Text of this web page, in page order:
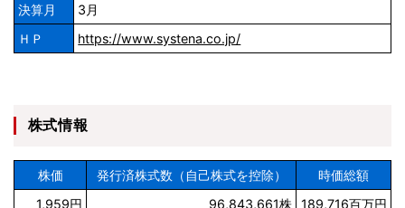
決算月
3月
ＨＰ
https://www.systena.co.jp/
株式情報
株価 発行済株式数（自己株式を控除） 時価総額
1,959円
96,843,661株
189,716百万円